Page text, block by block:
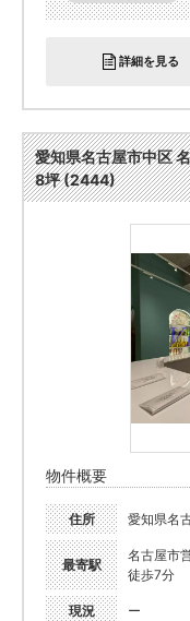
詳細を見る
愛知県名古屋市中区
8坪 (2444)
物件概要
住所 愛知県名
最寄駅
名古屋市
徒歩7分
現況 ー